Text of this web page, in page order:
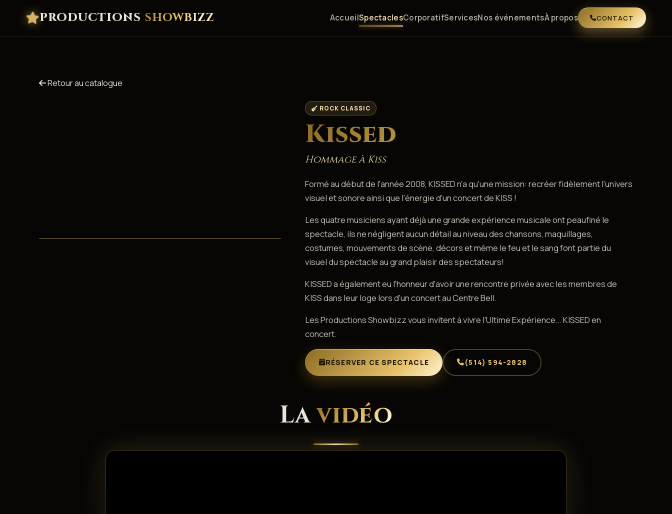
PRODUCTIONS SHOWBIZZ AccueilSpectaclesCorporatifServicesNos événementsÀ propos CONTACT
Retour au catalogue
ROCK CLASSIC
Kissed
Hommage à Kiss
Formé au début de l'année 2008, KISSED n'a qu'une mission: recréer fidèlement l'univers
visuel et sonore ainsi que l'énergie d'un concert de KISS !
Les quatre musiciens ayant déjà une grande expérience musicale ont peaufiné le
spectacle, ils ne négligent aucun détail au niveau des chansons, maquillages,
costumes, mouvements de scène, décors et même le feu et le sang font partie du
visuel du spectacle au grand plaisir des spectateurs!
KISSED a également eu l'honneur d'avoir une rencontre privée avec les membres de
KISS dans leur loge lors d'un concert au Centre Bell.
Les Productions Showbizz vous invitent à vivre l'Ultime Expérience... KISSED en
concert.
RÉSERVER CE SPECTACLE (514) 594-2828
Lavidéo